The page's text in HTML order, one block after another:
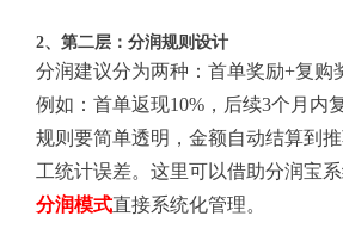
2、第二层：分润规则设计
分润建议分为两种：首单奖励+复购
例如：首单返现10%，后续3个月内
规则要简单透明，金额自动结算到
工统计误差。这里可以借助分润宝
分润模式直接系统化管理。